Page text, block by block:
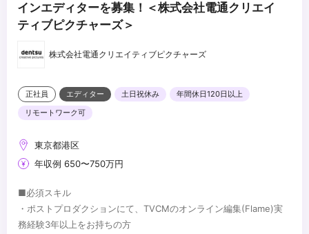
インエディターを募集！＜株式会社電通クリエイ
ティブピクチャーズ＞
株式会社電通クリエイティブピクチャーズ
正社員 エディター 土日祝休み
年間休日120日以上
リモートワーク可
東京都港区
年収例 650〜750万円
■必須スキル
・ポストプロダクションにて、TVCMのオンライン編集(Flame)実
務経験3年以上をお持ちの方